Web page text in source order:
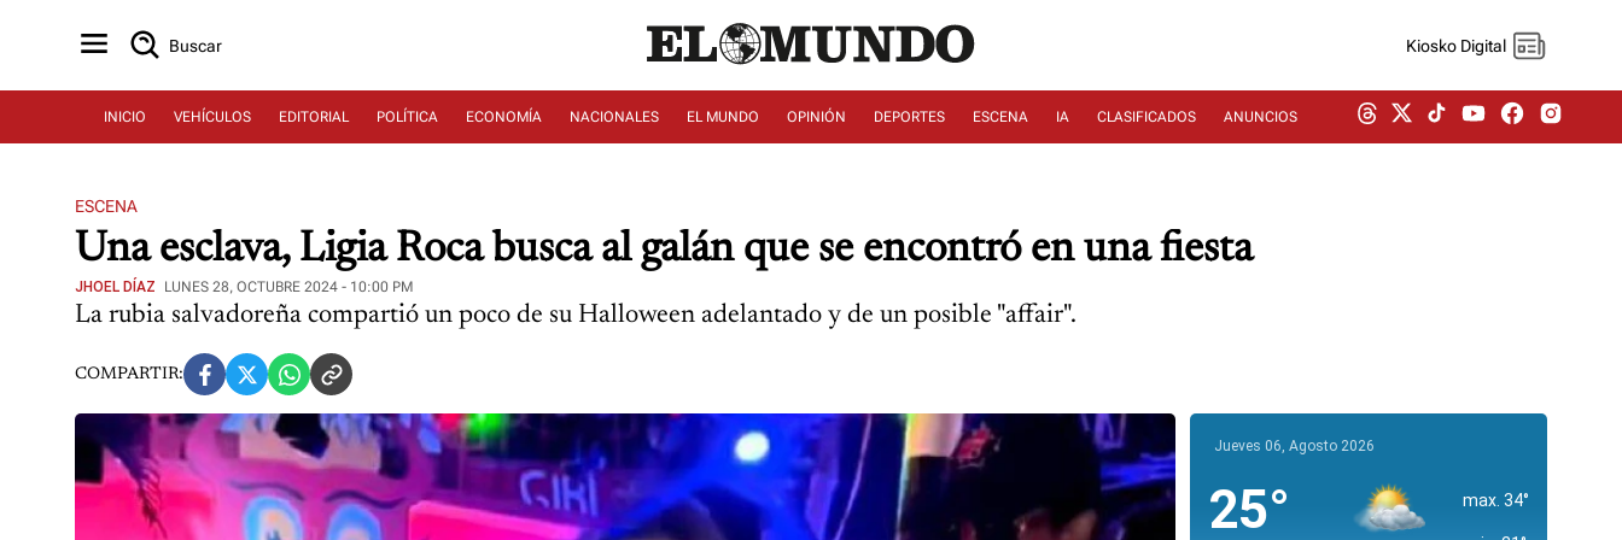
Buscar Kiosko Digital
INICIO VEHÍCULOS EDITORIAL POLÍTICA ECONOMÍA NACIONALES EL MUNDO OPINIÓN DEPORTES ESCENA IA CLASIFICADOS ANUNCIOS
ESCENA
Una esclava, Ligia Roca busca al galán que se encontró en una fiesta
JHOEL DÍAZ LUNES 28, OCTUBRE 2024 - 10:00 PM
La rubia salvadoreña compartió un poco de su Halloween adelantado y de un posible "affair".
COMPARTIR:
Jueves 06, Agosto 2026
25° max. 34°